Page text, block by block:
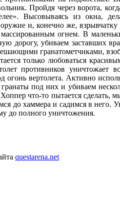
Пройдя через ворота,
Высовываясь из окна,
и, конечно же,
массированным огнем. В
дорогу, убиваем заставших
гранатометчиками,
только любоваться
противников
огонь вертолета. Активно
под них и убиваем
что-то пытается
до хаммера и садимся в него.
до полного уничтожения.
questarena.net